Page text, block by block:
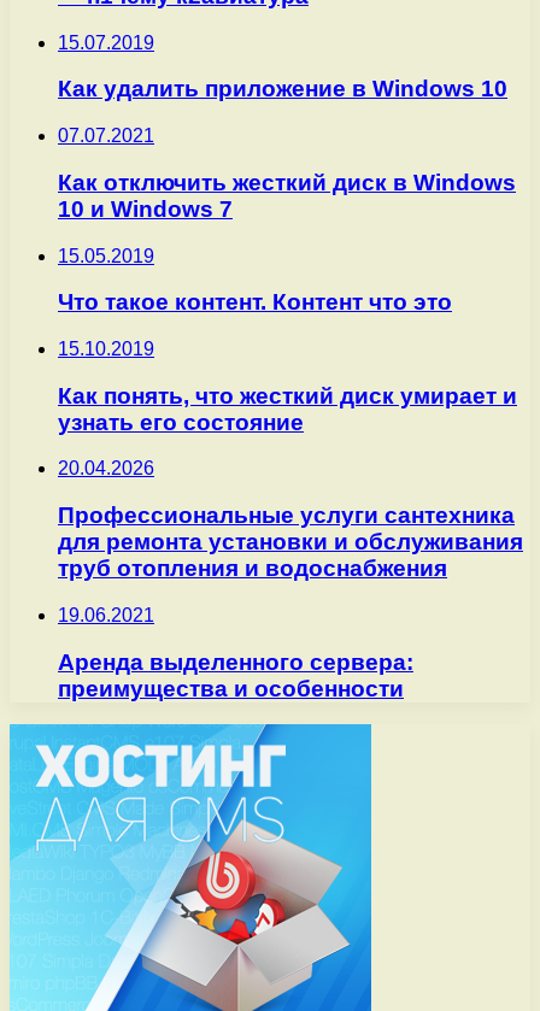
15.07.2019
Как удалить приложение в Windows 10
07.07.2021
Как отключить жесткий диск в Windows
10 и Windows 7
15.05.2019
Что такое контент. Контент что это
15.10.2019
Как понять, что жесткий диск умирает и
узнать его состояние
20.04.2026
Профессиональные услуги сантехника
для ремонта установки и обслуживания
труб отопления и водоснабжения
19.06.2021
Аренда выделенного сервера:
преимущества и особенности